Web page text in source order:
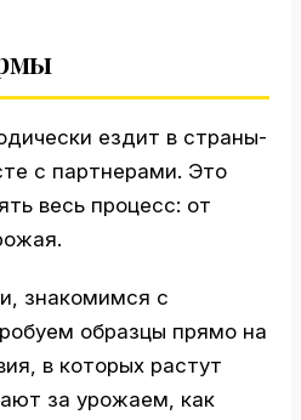
ездит в страны-
с партнерами. Это
весь процесс: от
знакомимся с
образцы прямо на
в которых растут
за урожаем, как